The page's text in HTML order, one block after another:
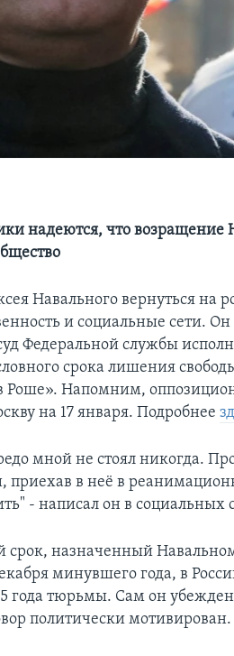
надеются, что возращение
Навального вернуться на
и социальные сети. Он
Федеральной службы
срока лишения
Роше». Напомним,
на 17 января. Подробнее
мной не стоял никогда.
приехав в неё в
- написал он в социальных
срок, назначенный
минувшего года, в
года тюрьмы. Сам он
политически мотивирован.